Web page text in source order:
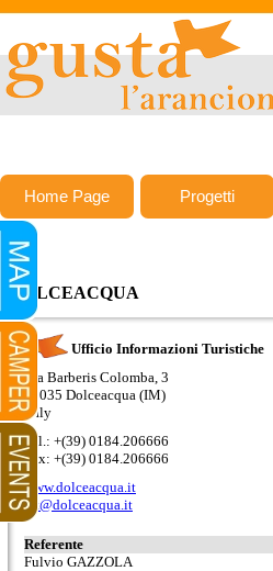
Home Page Progetti
DOLCEACQUA
Ufficio Informazioni Turistiche
Via Barberis Colomba, 3
18035 Dolceacqua (IM)
Italy
Tel.: +(39) 0184.206666
Fax: +(39) 0184.206666
www.dolceacqua.it
iat@dolceacqua.it
Referente
Fulvio GAZZOLA